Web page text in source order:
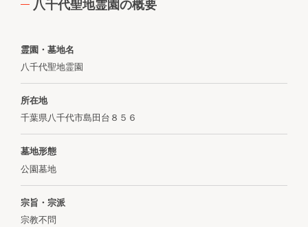
八千代聖地霊園の概要
霊園・墓地名
八千代聖地霊園
所在地
千葉県八千代市島田台８５６
墓地形態
公園墓地
宗旨・宗派
宗教不問